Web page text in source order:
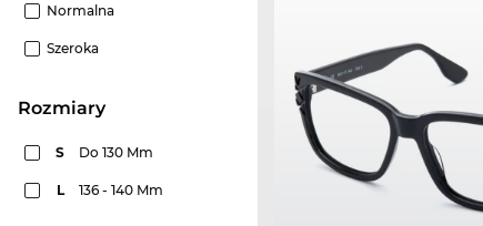
Normalna
Szeroka
rozmiary
S Do 130 Mm
L 136 - 140 Mm